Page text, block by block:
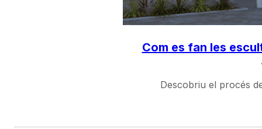
Com es fan les
Descobriu el procés